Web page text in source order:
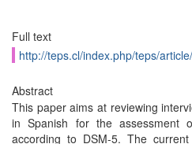
Full text
http://teps.cl/index.php/teps/
Abstract
This paper aims at reviewing
in Spanish for the assessment
according to DSM-5. The